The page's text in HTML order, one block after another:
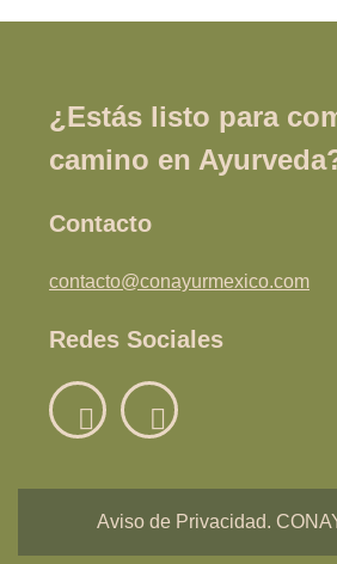
¿Estás listo para
camino en
Contacto
contacto@conayurmexico.com
Redes Sociales
Aviso de Privacidad.